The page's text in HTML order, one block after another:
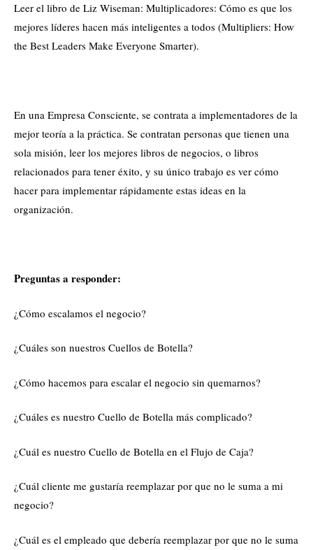
Leer el libro de Liz Wiseman: Multiplicadores: Cómo es que los
mejores líderes hacen más inteligentes a todos (Multipliers: How
the Best Leaders Make Everyone Smarter).
En una Empresa Consciente, se contrata a implementadores de la
mejor teoría a la práctica. Se contratan personas que tienen una
sola misión, leer los mejores libros de negocios, o libros
relacionados para tener éxito, y su único trabajo es ver cómo
hacer para implementar rápidamente estas ideas en la
organización.
Preguntas a responder:
¿Cómo escalamos el negocio?
¿Cuáles son nuestros Cuellos de Botella?
¿Cómo hacemos para escalar el negocio sin quemarnos?
¿Cuáles es nuestro Cuello de Botella más complicado?
¿Cuál es nuestro Cuello de Botella en el Flujo de Caja?
¿Cuál cliente me gustaría reemplazar por que no le suma a mi
negocio?
¿Cuál es el empleado que debería reemplazar por que no le suma